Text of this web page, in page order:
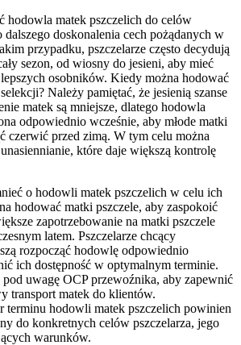
hodowla matek pszczelich do celów
doskonalenia cech pożądanych w
przypadku, pszczelarze często decydują
sezon, od wiosny do jesieni, aby mieć
osobników. Kiedy można hodować
Należy pamiętać, że jesienią szanse
matek są mniejsze, dlatego hodowla
odpowiednio wcześnie, aby młode matki
czerwić przed zimą. W tym celu można
które daje większą kontrolę
o hodowli matek pszczelich w celu ich
hodować matki pszczele, aby zaspokoić
zapotrzebowanie na matki pszczele
latem. Pszczelarze chcący
rozpocząć hodowlę odpowiednio
ich dostępność w optymalnym terminie.
uwagę OCP przewoźnika, aby zapewnić
transport matek do klientów.
terminu hodowli matek pszczelich powinien
do konkretnych celów pszczelarza, jego
warunków.